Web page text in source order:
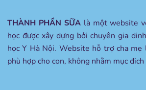
THÀNH PHẦN SỮA là một website
học được xây dựng bởi chuyên gia
học Y Hà Nội. Website hỗ trợ cha mẹ
phù hợp cho con, không nhằm mục đich